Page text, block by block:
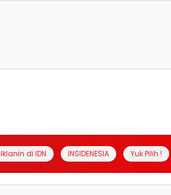
Iklanin di IDN INSIDENESIA Yuk Pilih !